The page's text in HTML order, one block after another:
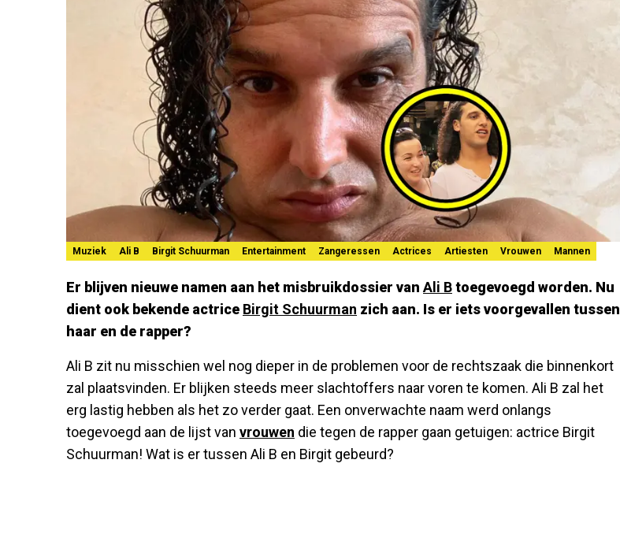
Muziek Ali B Birgit Schuurman Entertainment Zangeressen Actrices Artiesten Vrouwen Mannen
Er blijven nieuwe namen aan het misbruikdossier van Ali Btoegevoegd worden. Nu
dient ook bekende actrice Birgit Schuurman zich aan. Is er iets voorgevallen tussen
haar en de rapper?
Ali B zit nu misschien wel nog dieper in de problemen voor de rechtszaak die binnenkort
zal plaatsvinden. Er blijken steeds meer slachtoffers naar voren te komen. Ali B zal het
erg lastig hebben als het zo verder gaat. Een onverwachte naam werd onlangs
toegevoegd aan de lijst van vrouwen die tegen de rapper gaan getuigen: actrice Birgit
Schuurman! Wat is er tussen Ali B en Birgit gebeurd?